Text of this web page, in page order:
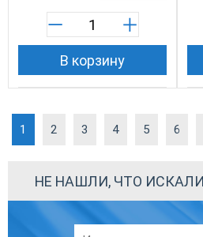
В корзину
1 2 3 4 5 6
НЕ НАШЛИ, ЧТО